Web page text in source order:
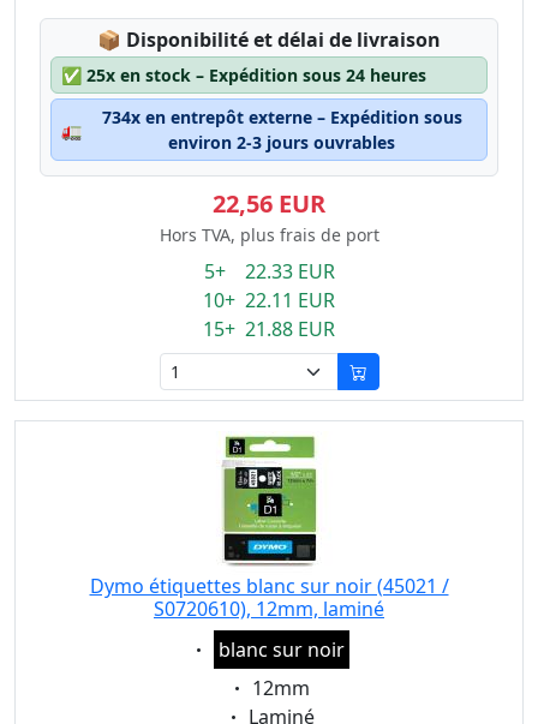
📦 Lagerstatus:
Disponibilité et délai de livraison
✅ 25x en stock – Expédition sous 24 heures
🚛
734x en entrepôt externe – Expédition sous
environ 2-3 jours ouvrables
22,56 EUR
Hors TVA, plus frais de port
5+ 22.33 EUR
10+ 22.11 EUR
15+ 21.88 EUR
Dymo étiquettes blanc sur noir (45021 /
S0720610), 12mm, laminé
Eigenschaft:
blanc sur noir
Eigenschaft:
12mm
Eigenschaft:
Laminé